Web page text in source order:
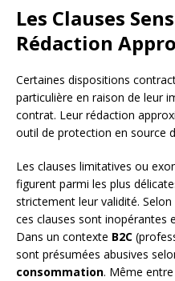
Les Clauses
Rédaction
Certaines dispositions
particulière en raison de leur
contrat. Leur rédaction
outil de protection en source
Les clauses limitatives ou
figurent parmi les plus
strictement leur validité.
ces clauses sont inopérantes
Dans un contexte B2C
sont présumées abusives
consommation. Même